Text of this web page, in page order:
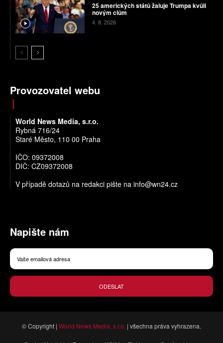
25 amerických států žaluje Trumpa kvůli
novým clům
4. 8. 2026
Provozovatel webu
World News Media, s.r.o.
Rybná 716/24
Staré Město, 110 00 Praha
IČO: 09372008
DIČ: CZ09372008
V případě dotazů na redakci pište na info@wn24.cz
Napište nám
ODESLAT
© Copyright | World News Media, s.r.o. | všechna práva vyhrazena.